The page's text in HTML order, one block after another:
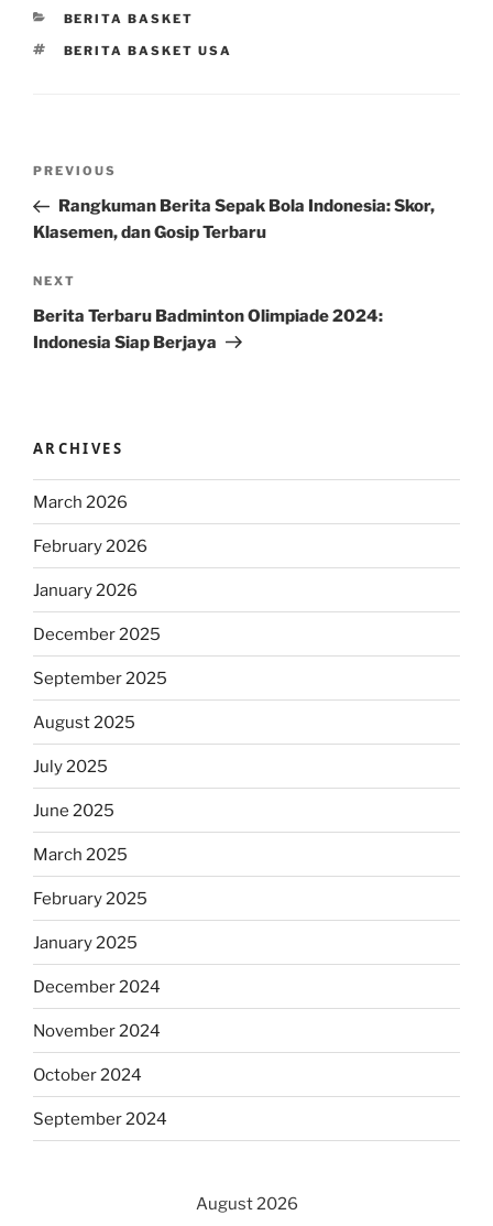
CATEGORIES
BERITA BASKET
TAGS
BERITA BASKET USA
Previous
Post
PREVIOUS
Rangkuman Berita Sepak Bola Indonesia: Skor,
Klasemen, dan Gosip Terbaru
Next
Post
NEXT
Berita Terbaru Badminton Olimpiade 2024:
Indonesia Siap Berjaya
ARCHIVES
March 2026
February 2026
January 2026
December 2025
September 2025
August 2025
July 2025
June 2025
March 2025
February 2025
January 2025
December 2024
November 2024
October 2024
September 2024
August 2026